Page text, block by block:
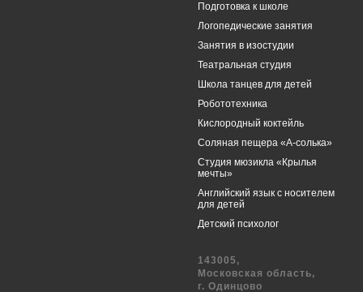
Подготовка к школе
Логопедические занятия
Занятия в изостудии
Театральная студия
Школа танцев для детей
Робототехника
Кислородный коктейль
Соляная пещера «А-солька»
Студия мюзикла «Крылья
мечты»
Английский язык с носителем
для детей
Детский психолог
143005,
Московская область,
г. Одинцово